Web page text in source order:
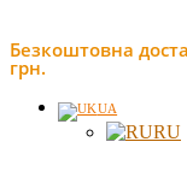
Безкоштовна
грн.
UA
RU